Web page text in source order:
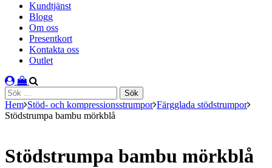
Kundtjänst
Blogg
Om oss
Presentkort
Kontakta oss
Outlet
Sök
efter:
Hem Stöd- och kompressionsstrumpor Färgglada stödstrumpor
Stödstrumpa bambu mörkblå
Stödstrumpa bambu mörkblå